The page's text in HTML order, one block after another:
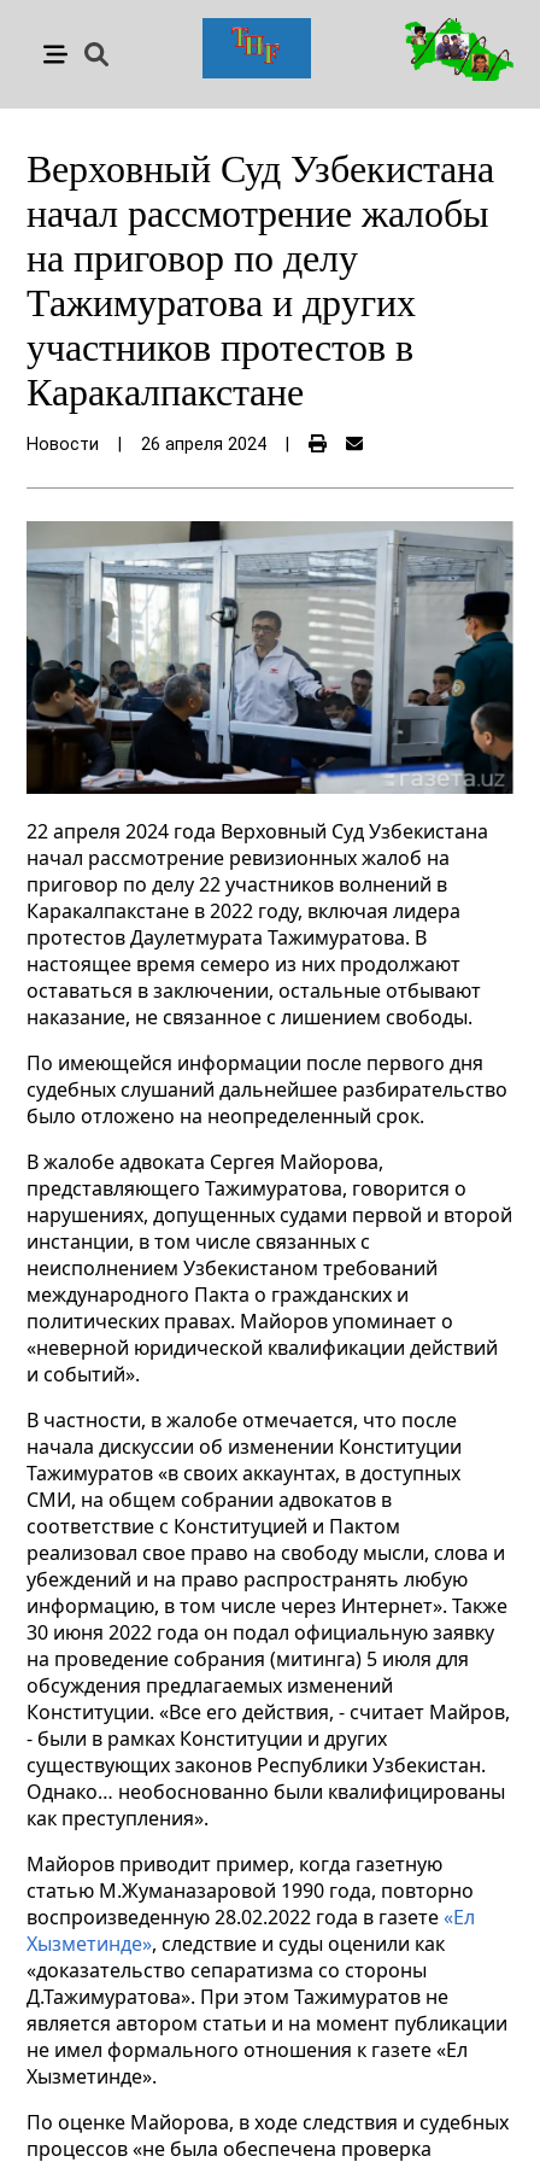
Верховный Суд Узбекистана
начал рассмотрение жалобы
на приговор по делу
Тажимуратова и других
участников протестов в
Каракалпакстане
Новости 26 апреля 2024
22 апреля 2024 года Верховный Суд Узбекистана
начал рассмотрение ревизионных жалоб на
приговор по делу 22 участников волнений в
Каракалпакстане в 2022 году, включая лидера
протестов Даулетмурата Тажимуратова. В
настоящее время семеро из них продолжают
оставаться в заключении, остальные отбывают
наказание, не связанное с лишением свободы.
По имеющейся информации после первого дня
судебных слушаний дальнейшее разбирательство
было отложено на неопределенный срок.
В жалобе адвоката Сергея Майорова,
представляющего Тажимуратова, говорится о
нарушениях, допущенных судами первой и второй
инстанции, в том числе связанных с
неисполнением Узбекистаном требований
международного Пакта о гражданских и
политических правах. Майоров упоминает о
«неверной юридической квалификации действий
и событий».
В частности, в жалобе отмечается, что после
начала дискуссии об изменении Конституции
Тажимуратов «в своих аккаунтах, в доступных
СМИ, на общем собрании адвокатов в
соответствие с Конституцией и Пактом
реализовал свое право на свободу мысли, слова и
убеждений и на право распространять любую
информацию, в том числе через Интернет». Также
30 июня 2022 года он подал официальную заявку
на проведение собрания (митинга) 5 июля для
обсуждения предлагаемых изменений
Конституции. «Все его действия, - считает Майров,
- были в рамках Конституции и других
существующих законов Республики Узбекистан.
Однако… необоснованно были квалифицированы
как преступления».
Майоров приводит пример, когда газетную
статью М.Жуманазаровой 1990 года, повторно
воспроизведенную 28.02.2022 года в газете«Ел
Хызметинде», следствие и суды оценили как
«доказательство сепаратизма со стороны
Д.Тажимуратова». При этом Тажимуратов не
является автором статьи и на момент публикации
не имел формального отношения к газете «Ел
Хызметинде».
По оценке Майорова, в ходе следствия и судебных
процессов «не была обеспечена проверка